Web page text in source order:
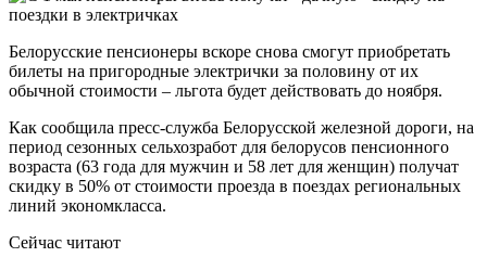
Белорусские пенсионеры вскоре снова смогут приобретать
билеты на пригородные электрички за половину от их
обычной стоимости – льгота будет действовать до ноября.
Как сообщила пресс-служба Белорусской железной дороги, на
период сезонных сельхозработ для белорусов пенсионного
возраста (63 года для мужчин и 58 лет для женщин) получат
скидку в 50% от стоимости проезда в поездах региональных
линий экономкласса.
Сейчас читают